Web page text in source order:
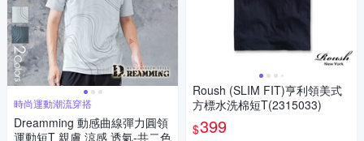
時尚運動潮流穿搭
Dreamming 動感曲線彈力圓領
運動短T 親膚 涼感 透氣-共二色
Roush (SLIM FIT)亨利領美式
方標水洗棉短T(2315033)
$399